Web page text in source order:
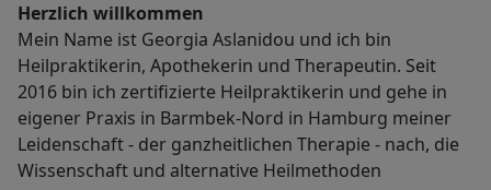
Herzlich willkommen
Mein Name ist Georgia Aslanidou und ich bin
Heilpraktikerin, Apothekerin und Therapeutin. Seit
2016 bin ich zertifizierte Heilpraktikerin und gehe in
eigener Praxis in Barmbek-Nord in Hamburg meiner
Leidenschaft - der ganzheitlichen Therapie - nach, die
Wissenschaft und alternative Heilmethoden